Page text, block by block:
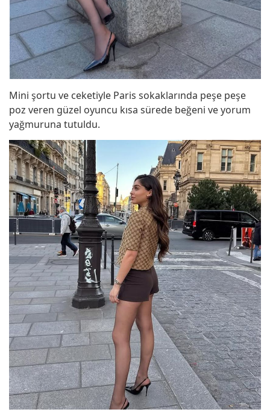
Mini şortu ve ceketiyle Paris sokaklarında peşe peşe
poz veren güzel oyuncu kısa sürede beğeni ve yorum
yağmuruna tutuldu.